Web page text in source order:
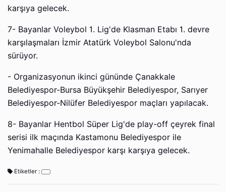
karşıya gelecek.
7- Bayanlar Voleybol 1. Lig'de Klasman Etabı 1. devre
karşılaşmaları İzmir Atatürk Voleybol Salonu'nda
sürüyor.
- Organizasyonun ikinci gününde Çanakkale
Belediyespor-Bursa Büyükşehir Belediyespor, Sarıyer
Belediyespor-Nilüfer Belediyespor maçları yapılacak.
8- Bayanlar Hentbol Süper Lig'de play-off çeyrek final
serisi ilk maçında Kastamonu Belediyespor ile
Yenimahalle Belediyespor karşı karşıya gelecek.
Etiketler :